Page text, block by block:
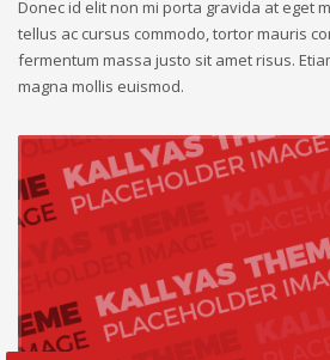
Donec id elit non mi porta gravida at eget
tellus ac cursus commodo, tortor mauris
fermentum massa justo sit amet risus.
magna mollis euismod.